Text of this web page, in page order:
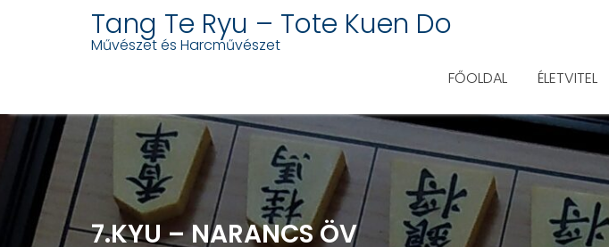
Skip
content
Tang Te Ryu – Tote Kuen Do
Művészet és Harcművészet
FŐOLDAL
ÉLETVITEL
7.KYU – NARANCS ÖV